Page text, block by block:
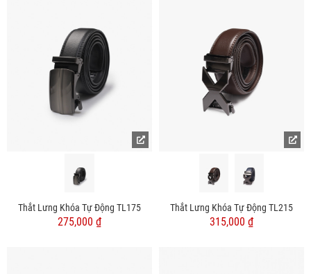
Thắt Lưng Khóa Tự Động TL175
275,000 ₫
Thắt Lưng Khóa Tự Động TL215
315,000 ₫